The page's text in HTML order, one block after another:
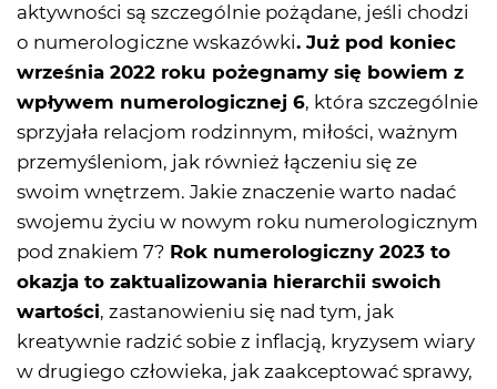
aktywności są szczególnie pożądane, jeśli chodzi
o numerologiczne wskazówki. Już pod koniec
września 2022 roku pożegnamy się bowiem z
wpływem numerologicznej 6, która szczególnie
sprzyjała relacjom rodzinnym, miłości, ważnym
przemyśleniom, jak również łączeniu się ze
swoim wnętrzem. Jakie znaczenie warto nadać
swojemu życiu w nowym roku numerologicznym
pod znakiem 7? Rok numerologiczny 2023 to
okazja to zaktualizowania hierarchii swoich
wartości, zastanowieniu się nad tym, jak
kreatywnie radzić sobie z inflacją, kryzysem wiary
w drugiego człowieka, jak zaakceptować sprawy,